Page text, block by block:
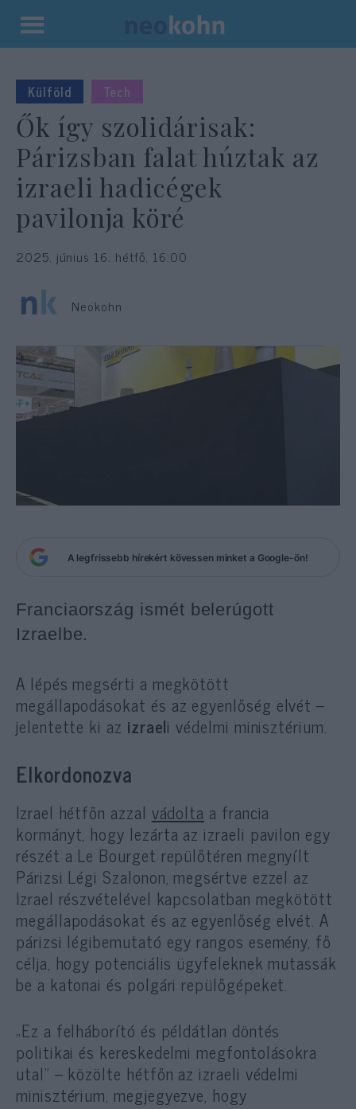
Kilépés
tartalomba
Külföld Tech
Ők így szolidárisak:
Párizsban falat húztak az
izraeli hadicégek
pavilonja köré
2025. június 16. hétfő, 16:00
Neokohn
A legfrissebb hírekért kövessen minket a Google-ön!
Franciaország ismét belerúgott
Izraelbe.
A lépés megsérti a megkötött
megállapodásokat és az egyenlőség elvét –
jelentette ki az izraeli védelmi minisztérium.
Elkordonozva
Izrael hétfőn azzal vádolta a francia
kormányt, hogy lezárta az izraeli pavilon egy
részét a Le Bourget repülőtéren megnyílt
Párizsi Légi Szalonon, megsértve ezzel az
Izrael részvételével kapcsolatban megkötött
megállapodásokat és az egyenlőség elvét. A
párizsi légibemutató egy rangos esemény, fő
célja, hogy potenciális ügyfeleknek mutassák
be a katonai és polgári repülőgépeket.
„Ez a felháborító és példátlan döntés
politikai és kereskedelmi megfontolásokra
utal” – közölte hétfőn az izraeli védelmi
minisztérium, megjegyezve, hogy